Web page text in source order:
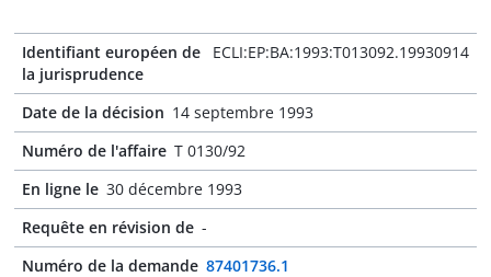
Identifiant européen de
la jurisprudence
ECLI:EP:BA:1993:T013092.19930914
Date de la décision 14 septembre 1993
Numéro de l'affaire T 0130/92
En ligne le 30 décembre 1993
Requête en révision de -
Numéro de la demande 87401736.1